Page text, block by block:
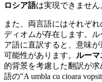
ロシア語は実現できません
また、両言語にはそれぞ
ディオムが存在します。
ア語に直訳すると、意味
可能性があります。 ルー
的背景を考慮した翻訳が
語の"A umbla cu cioara